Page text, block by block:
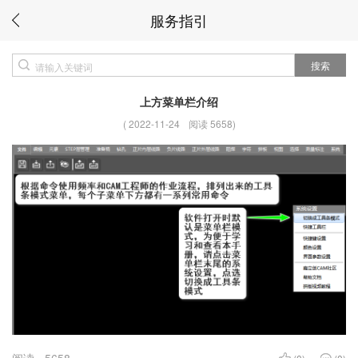
服务指引
搜索
上方菜单栏介绍
(2022-11-24 阅读 5658)